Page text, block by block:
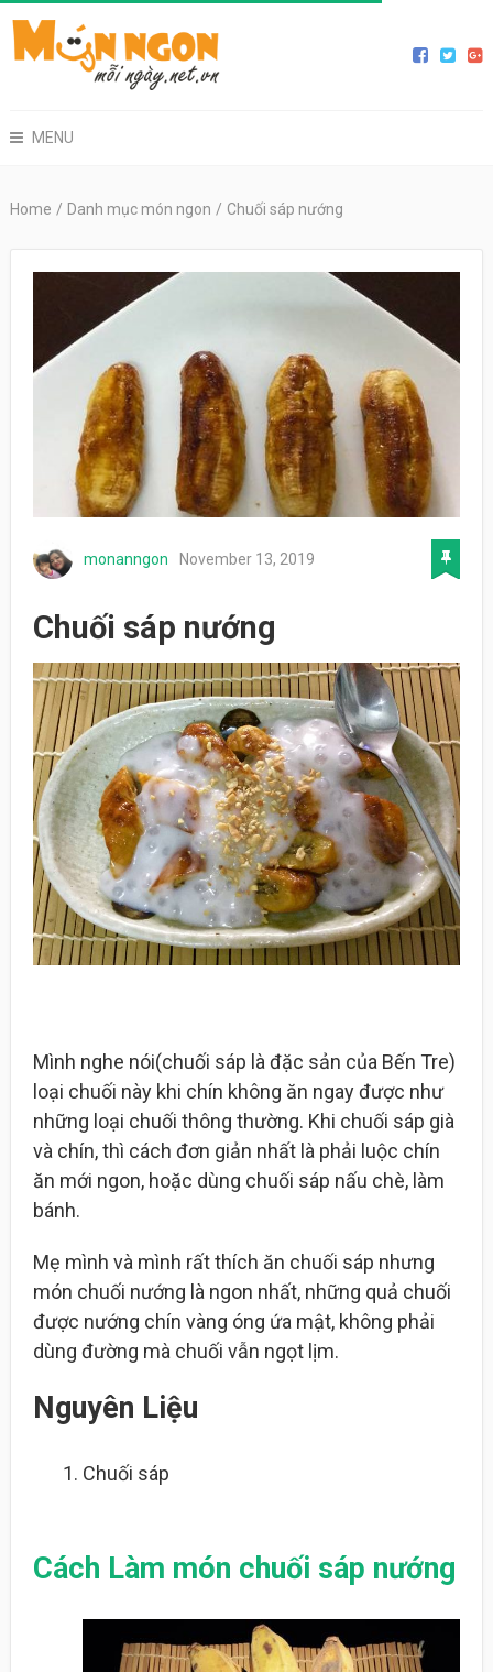
MENU
Home / Danh mục món ngon / Chuối sáp nướng
monanngon November 13, 2019
Chuối sáp nướng
Mình nghe nói(chuối sáp là đặc sản của Bến Tre)
loại chuối này khi chín không ăn ngay được như
những loại chuối thông thường. Khi chuối sáp già
và chín, thì cách đơn giản nhất là phải luộc chín
ăn mới ngon, hoặc dùng chuối sáp nấu chè, làm
bánh.
Mẹ mình và mình rất thích ăn chuối sáp nhưng
món chuối nướng là ngon nhất, những quả chuối
được nướng chín vàng óng ứa mật, không phải
dùng đường mà chuối vẫn ngọt lịm.
Nguyên Liệu
Chuối sáp
Cách Làm món chuối sáp nướng